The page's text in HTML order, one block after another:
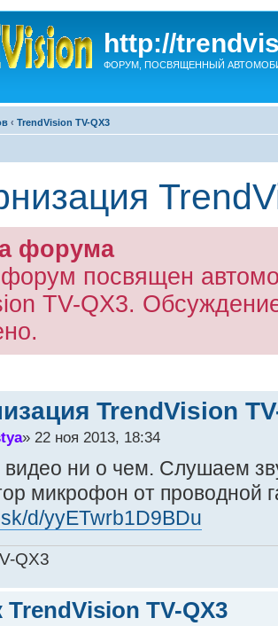
http://
ФОРУМ, ПОСВЯЩЕННЫЙ
‹ TrendVision TV-QX3
форума
посвящен
TV-QX3.
TrendVision
» 22 ноя 2013, 18:34
видео ни о чем. Слушаем
микрофон от проводной
d/yyETwrb1D9BDu
QX3
TrendVision TV-QX3